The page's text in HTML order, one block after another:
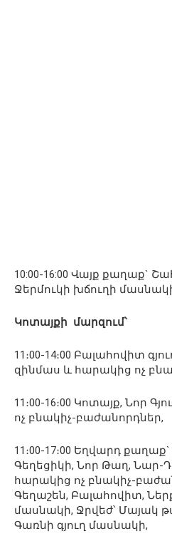
10:00-16:00 Վայք քաղաք`
Ջերմուկի խճուղի
Կոտայքի մարզում՝
11։00-14։00 Բալահովիտ
զինմաս և հարակից ոչ
11։00-16։00 Կոտայք, Նոր
ոչ բնակիչ-բաժանորդներ,
11։00-17։00 Եղվարդ
Գեղեցիկի, Նոր Թաղ, Նար-
հարակից ոչ բնակիչ-
Գեղաշեն, Բալահովիտ,
մասնակի, Ջրվեժ՝ Մայակ
Գառնի գյուղ մասնակի,